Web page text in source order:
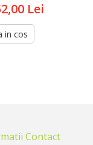
Lei
in cos
Contact